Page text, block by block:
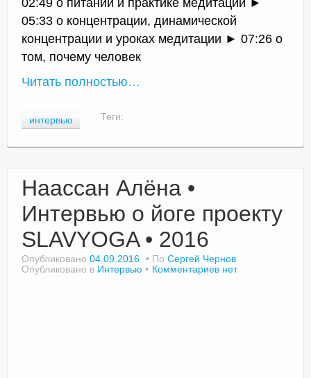
05:33 о концентрации, динамической
концентрации и уроках медитации ► 07:26 о
том, почему человек
Читать полностью…
Теги:
интервью
Наассан Алёна •
Интервью о йоге проекту
SLAVYOGA • 2016
Опубликовано 04.09.2016 По Сергей Чернов
Опубликовано в Интервью Комментариев нет